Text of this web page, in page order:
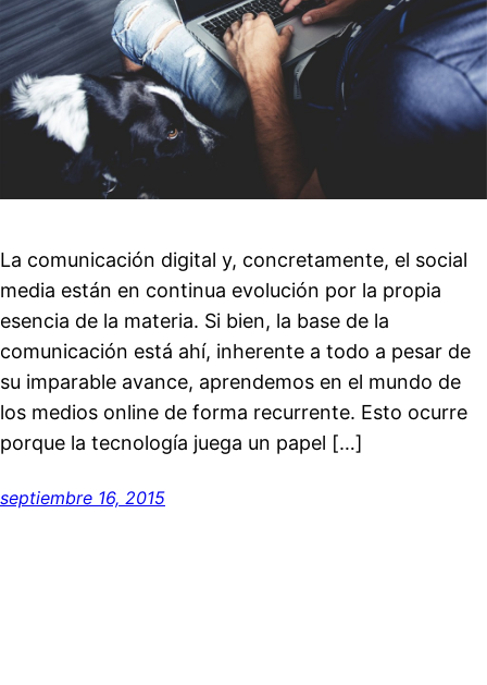
La comunicación digital y, concretamente, el social
media están en continua evolución por la propia
esencia de la materia. Si bien, la base de la
comunicación está ahí, inherente a todo a pesar de
su imparable avance, aprendemos en el mundo de
los medios online de forma recurrente. Esto ocurre
porque la tecnología juega un papel […]
septiembre 16, 2015